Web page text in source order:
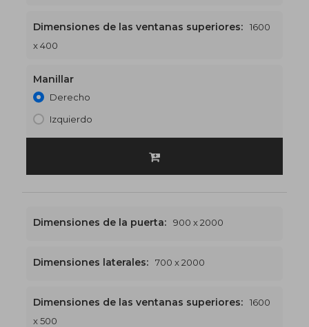
1600 x 2400€579
Dimensiones de las ventanas superiores:
1600
x 400
Manillar
Derecho
Izquierdo
1600 x 2500€588
Dimensiones de la puerta: 900 x 2000
Dimensiones laterales: 700 x 2000
Dimensiones de las ventanas superiores:
1600
x 500